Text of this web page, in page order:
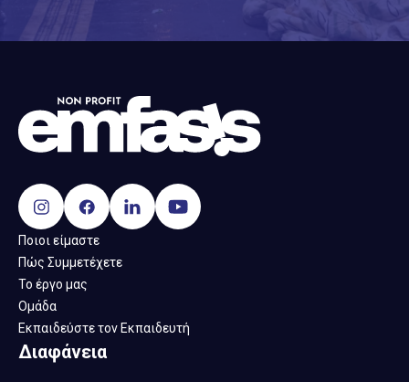
Ποιοι είμαστε
Πώς Συμμετέχετε
Το έργο μας
Ομάδα
Εκπαιδεύστε τον Εκπαιδευτή
Διαφάνεια